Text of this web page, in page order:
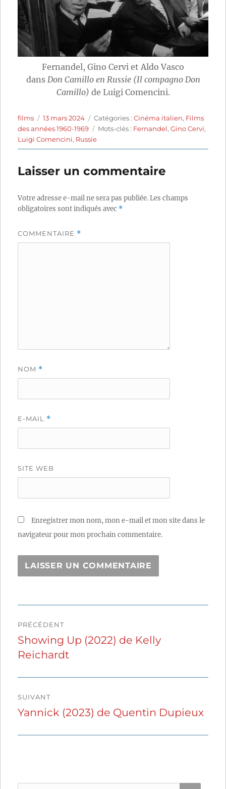
Fernandel, Gino Cervi et Aldo Vasco
dans Don Camillo en Russie (Il compagno Don
Camillo) de Luigi Comencini.
Auteur
films
Publié
le
13 mars 2024 Catégories
Catégories :Cinéma italien, Films
des années 1960-1969
Étiquettes
Mots-clés : Fernandel,Gino Cervi,
Luigi Comencini, Russie
Laisser un commentaire
Votre adresse e-mail ne sera pas publiée.Les champs
obligatoires sont indiqués avec *
COMMENTAIRE *
NOM *
E-MAIL *
SITE WEB
Enregistrer mon nom, mon e-mail et mon site dans le
navigateur pour mon prochain commentaire.
de
l’article
PRÉCÉDENT
Publication
précédente :
Showing Up (2022) de Kelly
Reichardt
SUIVANT
Publication
Yannick (2023) de Quentin Dupieux